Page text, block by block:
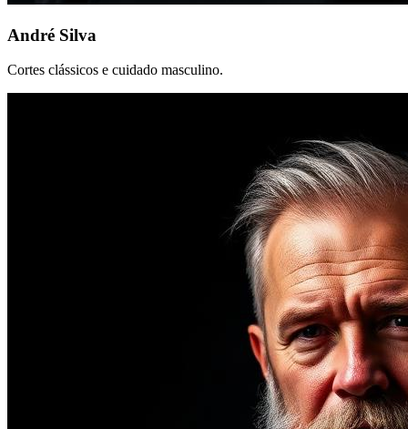
André Silva
Cortes clássicos e cuidado masculino.